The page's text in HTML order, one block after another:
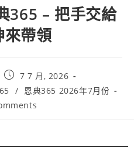
365 – 把手交給
來帶領
7 7 月, 2026
/
恩典365 2026年7月份